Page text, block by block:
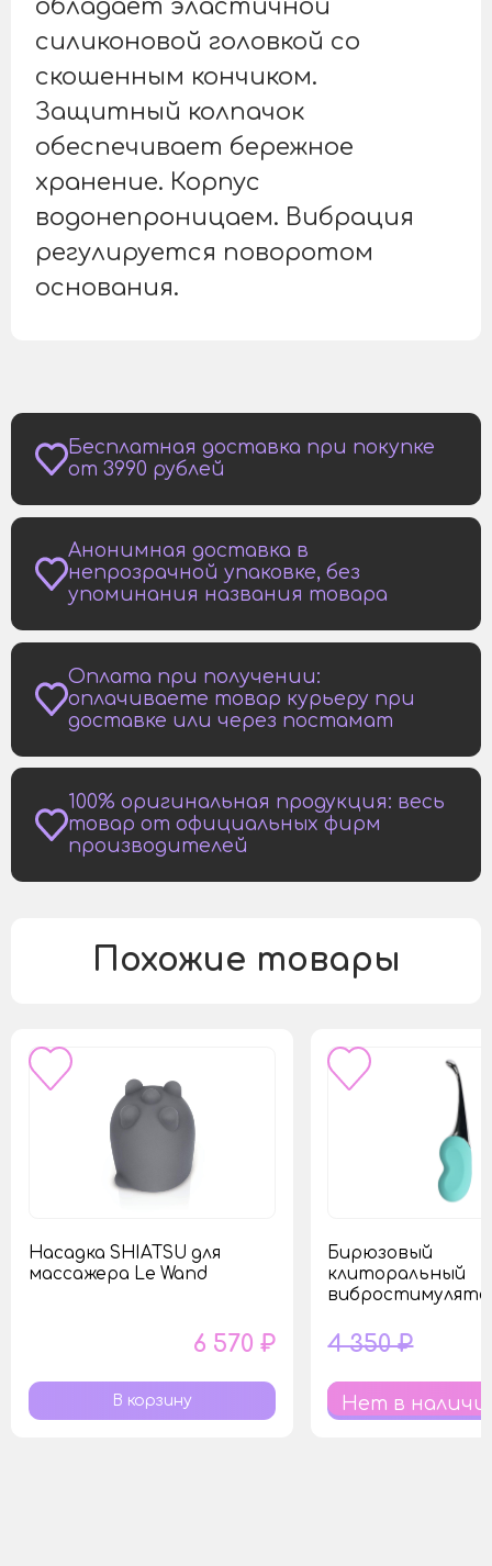
обладает эластичной
силиконовой головкой со
скошенным кончиком.
Защитный колпачок
обеспечивает бережное
хранение. Корпус
водонепроницаем. Вибрация
регулируется поворотом
основания.
Бесплатная доставка при покупке
от 3990 рублей
Анонимная доставка в
непрозрачной упаковке, без
упоминания названия товара
Оплата при получении:
оплачиваете товар курьеру при
доставке или через постамат
100% оригинальная продукция: весь
товар от официальных фирм
производителей
Похожие товары
Насадка SHIATSU для
массажера Le Wand
6 570 ₽
Бирюзовый
клиторальный
4 350 ₽
Нет в